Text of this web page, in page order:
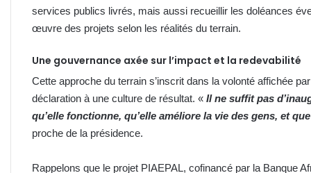
services publics livrés, mais aussi recueillir les doléances
œuvre des projets selon les réalités du terrain.
Une gouvernance axée sur l’impact et la redevabilité
Cette approche du terrain s’inscrit dans la volonté affichée
déclaration à une culture de résultat. « Il ne suffit pas
qu’elle fonctionne, qu’elle améliore la vie des gens, et
proche de la présidence.
Rappelons que le projet PIAEPAL, cofinancé par la Banque